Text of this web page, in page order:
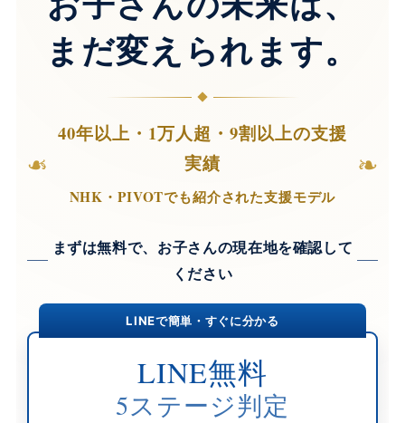
まだ変えられます。
❧
40年以上・1万人超・9割以上の支援
実績
NHK・PIVOTでも紹介された支援モデル
❧
まずは無料で、お子さんの現在地を確認して
ください
LINEで簡単・すぐに分かる
LINE無料
5ステージ判定